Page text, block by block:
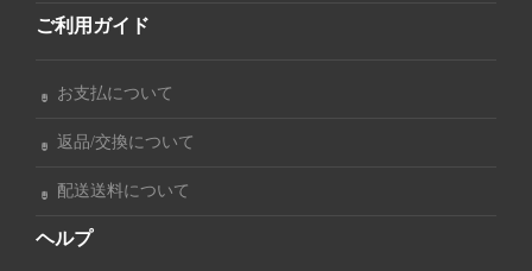
ご利用ガイド
お支払について
返品/交換について
配送送料について
ヘルプ